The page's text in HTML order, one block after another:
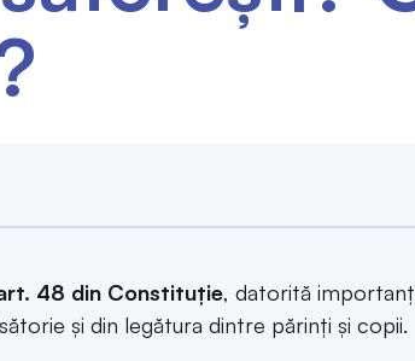
48 din Constituție, datorită
și din legătura dintre părinți și copii.